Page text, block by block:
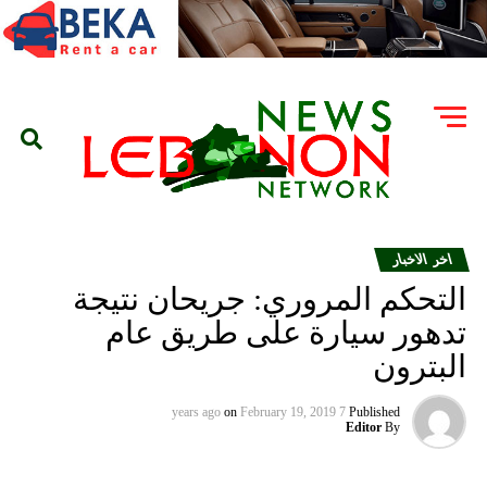
اخر الاخبار
التحكم المروري: جريحان نتيجة
تدهور سيارة على طريق عام
البترون
Published
7 years ago
on February 19, 2019
By
Editor